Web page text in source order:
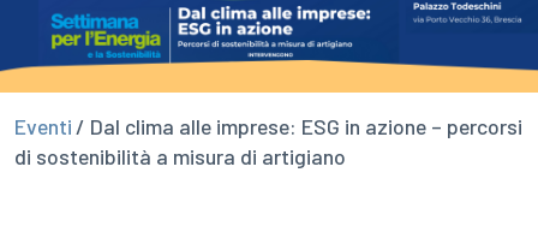
Eventi / Dal clima alle imprese: ESG in azione – percorsi
di sostenibilità a misura di artigiano